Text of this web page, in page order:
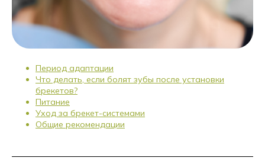
Период адаптации
Что делать, если болят зубы после установки
брекетов?
Питание
Уход за брекет-системами
Общие рекомендации